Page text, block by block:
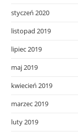
styczeń 2020
listopad 2019
lipiec 2019
maj 2019
kwiecień 2019
marzec 2019
luty 2019